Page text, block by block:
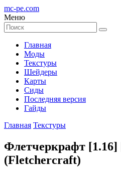
mc-pe.com
Меню
Главная
Моды
Текстуры
Шейдеры
Карты
Сиды
Последняя версия
Гайды
Главная Текстуры
Флетчеркрафт [1.16]
(Fletchercraft)